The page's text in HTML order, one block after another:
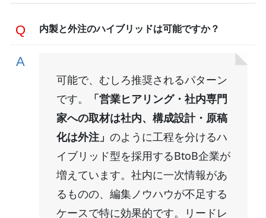
内製と外注のハイブリッドは可能ですか？
可能で、むしろ推奨されるパターン
です。
「営業ヒアリング・社内専門
家への取材は社内、構成設計・原稿
化は外注」のように工程を分けるハ
イブリッド型を採用するBtoB企業が
増えています。社内に一次情報があ
るものの、編集ノウハウが不足する
ケースで特に効果的です。リードレ